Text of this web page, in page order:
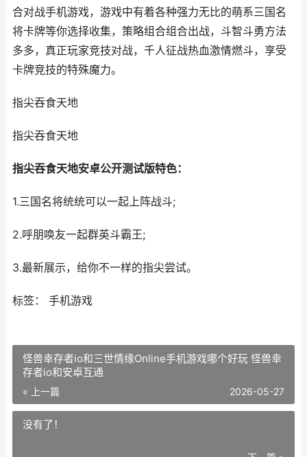
合对战手机游戏，游戏中有着各种强力无比的萌系三国名
将卡牌等你选择收集，策略组合组合出战，斗智斗勇方法
多多，真正玩家竞技对战，千人征战热血激情燃斗，享受
卡牌竞技的特殊魔力。
指尖吞食天地
指尖吞食天地
指尖吞食天地安卓公开测试版特色：
1.三国名将统统可以一起上阵战斗;
2.呼朋唤友一起群英斗霸王;
3.最新展示，给你不一样的指尖尝试。
标签： 手机游戏
怪兽幸存者io和三世情缘Online手机游戏哪个好玩 怪兽幸
存者io和安卓互通
« 上一篇 2026-05-27
没有了！